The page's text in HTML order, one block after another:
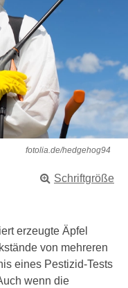
fotolia.de/hedgehog94
Schriftgröße
erzeugte Äpfel
von mehreren
eines Pestizid-Tests
wenn die